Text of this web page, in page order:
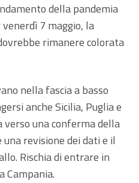
della pandemia
7 maggio, la
rimanere colorata
nella fascia a basso
anche Sicilia, Puglia e
verso una conferma della
revisione dei dati e il
Rischia di entrare in
Campania.